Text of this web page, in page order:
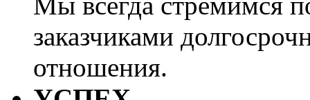
заказчиками
отношения.